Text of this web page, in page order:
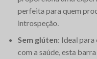
perfeita para quem
introspeção.
Sem glúten: Ideal
com a saúde, esta